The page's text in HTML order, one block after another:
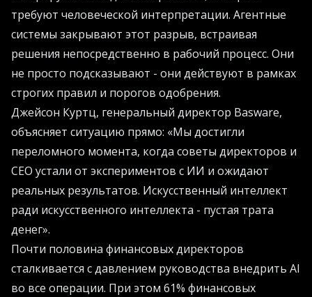
требуют человеческой интерпретации. Агентные
системы закрывают этот разрыв, встраивая
решения непосредственно в рабочий процесс. Они
не просто подсказывают - они действуют в рамках
строгих правил и порогов одобрения.
Джейсон Куртц, генеральный директор Basware,
объясняет ситуацию прямо: «Мы достигли
переломного момента, когда советы директоров и
CEO устали от экспериментов с ИИ и ожидают
реальных результатов. Искусственный интеллект
ради искусственного интеллекта - пустая трата
денег».
Почти половина финансовых директоров
сталкивается с давлением руководства внедрить AI
во все операции. При этом 61% финансовых